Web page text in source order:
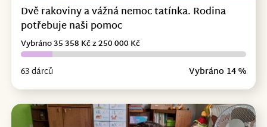
Dvě rakoviny a vážná nemoc tatínka. Rodina
potřebuje naši pomoc
63 dárců Vybráno 14 %
Vybráno 35 358 Kč z 250 000 Kč